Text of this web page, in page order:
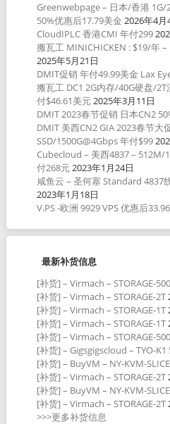
Greenwebpage – 日本/香港 1G/
50%优惠后17.79美金 2026年4月
CloudIPLC 香港CMI 年付299
搬瓦工 MINICHICKEN : $19/年
2025年5月21日
DMIT促销 年付49.99美金 Lax
搬瓦工 DC1 2G内存/40G硬盘/
付$46.61美元2025年3月11日
DMIT 2023春节促销 日本CN2
DMIT 美西CN2 GIA 2023春节大
SSD/1500G@4Gbps 年付$99
Cubecloud – 美西4837 – 512M/
付268元2023年1月24日
咸鱼云 – 圣何塞 Standard 4837
2023年1月18日
V.PS -欧洲 9929 VPS 优惠后
最新补货信息
[补货] – Virmach – STORAGE-
[补货] – Virmach – STORAGE-2T
[补货] – Virmach – STORAGE-1T
[补货] – Virmach – STORAGE-1T
[补货] – Virmach – STORAGE-
[补货] – Gigsgigscloud – TYO-K1
[补货] – BuyVM – NY-KVM-
[补货] – Virmach – STORAGE-2T
[补货] – BuyVM – NY-KVM-
[补货] – Virmach – STORAGE-2T
>>>更多补货信息